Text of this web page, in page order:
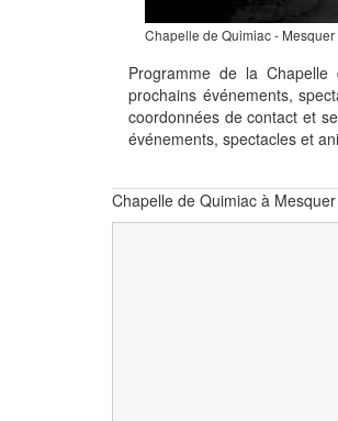
Chapelle de Quimiac - Mesquer
Programme de la
prochains événements,
coordonnées de contact et
événements, spectacles et
Chapelle de Quimiac à